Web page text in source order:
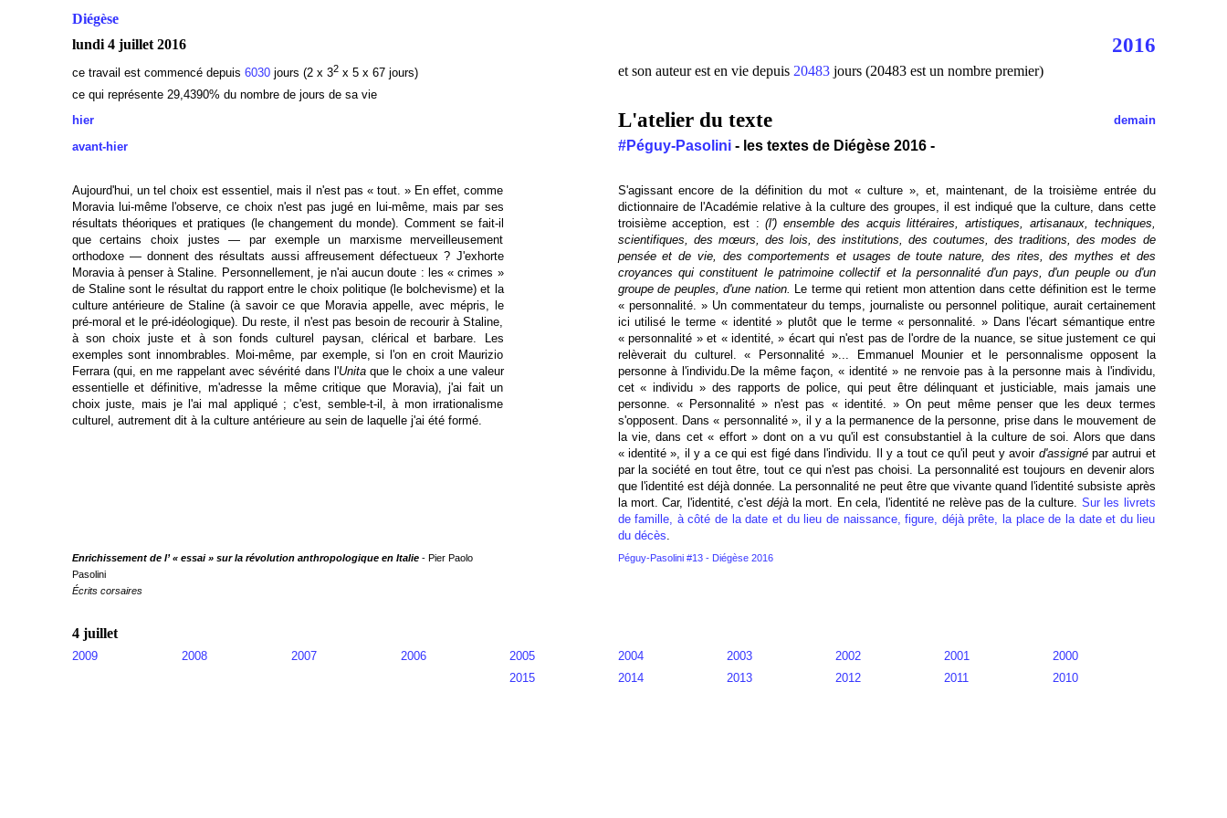
Diégèse
lundi 4 juillet 2016
2016
ce travail est commencé depuis 6030jours (2 x 32x 5 x 67 jours) et son auteur est en vie depuis 20483 jours (20483 est un nombre premier)
ce qui représente 29,4390% du nombre de jours de sa vie
hier
L'atelier du texte
demain
avant-hier
#Péguy-Pasolini- les textes de Diégèse 2016 -
Aujourd'hui, un tel choix est essentiel, mais il n'est pas « tout. » En effet, comme
Moravia lui-même l'observe, ce choix n'est pas jugé en lui-même, mais par ses
résultats théoriques et pratiques (le changement du monde). Comment se fait-il
que certains choix justes — par exemple un marxisme merveilleusement
orthodoxe — donnent des résultats aussi affreusement défectueux ? J'exhorte
Moravia à penser à Staline. Personnellement, je n'ai aucun doute : les « crimes »
de Staline sont le résultat du rapport entre le choix politique (le bolchevisme) et la
culture antérieure de Staline (à savoir ce que Moravia appelle, avec mépris, le
pré-moral et le pré-idéologique). Du reste, il n'est pas besoin de recourir à Staline,
à son choix juste et à son fonds culturel paysan, clérical et barbare. Les
exemples sont innombrables. Moi-même, par exemple, si l'on en croit Maurizio
Ferrara (qui, en me rappelant avec sévérité dans l'Unitaque le choix a une valeur
essentielle et définitive, m'adresse la même critique que Moravia), j'ai fait un
choix juste, mais je l'ai mal appliqué ; c'est, semble-t-il, à mon irrationalisme
culturel, autrement dit à la culture antérieure au sein de laquelle j'ai été formé.
S'agissant encore de la définition du mot « culture », et, maintenant, de la troisième entrée du
dictionnaire de l'Académie relative à la culture des groupes, il est indiqué que la culture, dans cette
troisième acception, est :(l') ensemble des acquis littéraires, artistiques, artisanaux, techniques,
scientifiques, des mœurs, des lois, des institutions, des coutumes, des traditions, des modes de
pensée et de vie, des comportements et usages de toute nature, des rites, des mythes et des
croyances qui constituent le patrimoine collectif et la personnalité d'un pays, d'un peuple ou d'un
groupe de peuples, d'une nation. Le terme qui retient mon attention dans cette définition est le terme
« personnalité. » Un commentateur du temps, journaliste ou personnel politique, aurait certainement
ici utilisé le terme « identité » plutôt que le terme « personnalité. » Dans l'écart sémantique entre
« personnalité » et « identité, » écart qui n'est pas de l'ordre de la nuance, se situe justement ce qui
relèverait du culturel. « Personnalité »... Emmanuel Mounier et le personnalisme opposent la
personne à l'individu.De la même façon, « identité » ne renvoie pas à la personne mais à l'individu,
cet « individu » des rapports de police, qui peut être délinquant et justiciable, mais jamais une
personne. « Personnalité » n'est pas « identité. » On peut même penser que les deux termes
s'opposent. Dans « personnalité », il y a la permanence de la personne, prise dans le mouvement de
la vie, dans cet « effort » dont on a vu qu'il est consubstantiel à la culture de soi. Alors que dans
« identité », il y a ce qui est figé dans l'individu. Il y a tout ce qu'il peut y avoir d'assignépar autrui et
par la société en tout être, tout ce qui n'est pas choisi. La personnalité est toujours en devenir alors
que l'identité est déjà donnée. La personnalité ne peut être que vivante quand l'identité subsiste après
la mort. Car, l'identité, c'est déjà la mort. En cela, l'identité ne relève pas de la culture. Sur les livrets
de famille, à côté de la date et du lieu de naissance, figure, déjà prête, la place de la date et du lieu
du décès.
Enrichissement de l’ « essai » sur la révolution anthropologique en Italie- Pier Paolo
Pasolini
Écrits corsaires
Péguy-Pasolini #13 - Diégèse 2016
4 juillet
2009 2008 2007 2006 2005 2004 2003 2002 2001
2000
2015
2014 2013 2012 2011 2010